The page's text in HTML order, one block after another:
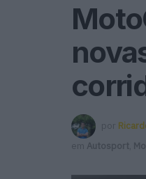
por
em
Autosport